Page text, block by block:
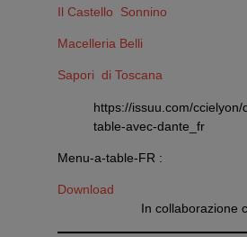
Il Castello Sonnino
Macelleria Belli
Sapori di Toscana
https://issuu.com/
table-avec-dante_fr
Menu-a-table-FR :
Download
In collaborazione